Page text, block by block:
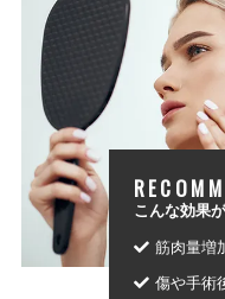
こんな効果
筋肉量増
傷や手術